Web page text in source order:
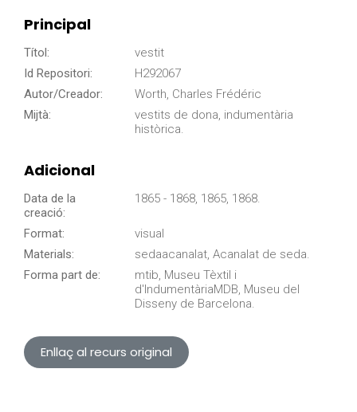
Principal
Títol:
vestit
Id Repositori:
H292067
Autor/Creador:
Worth, Charles Frédéric
Mijtà:
vestits de dona, indumentària
històrica.
Adicional
Data de la
creació:
1865 - 1868, 1865, 1868.
Format:
visual
Materials:
sedaacanalat, Acanalat de seda.
Forma part de:
mtib, Museu Tèxtil i
d'IndumentàriaMDB, Museu del
Disseny de Barcelona.
Enllaç al recurs original